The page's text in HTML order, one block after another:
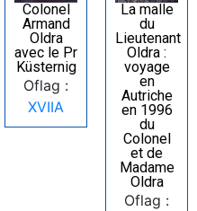
Colonel
Armand
Oldra
avec le Pr
Küsternig
Oflag :
XVIIA
La malle
du
Lieutenant
Oldra :
voyage
en
Autriche
en 1996
du
Colonel
et de
Madame
Oldra
Oflag :